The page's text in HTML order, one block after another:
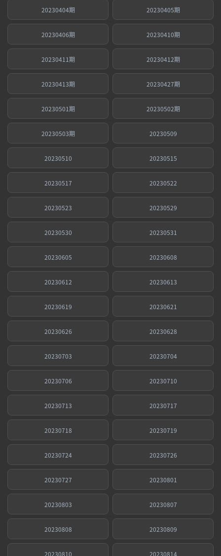
20230404期 20230405期
20230406期 20230410期
20230411期 20230412期
20230413期 20230427期
20230501期 20230502期
20230503期 20230509
20230510 20230515
20230517 20230522
20230523 20230529
20230530 20230531
20230605 20230608
20230612 20230613
20230619 20230621
20230626 20230628
20230703 20230704
20230706 20230710
20230713 20230717
20230718 20230719
20230724 20230726
20230727 20230801
20230803 20230807
20230808 20230809
20230810 20230814